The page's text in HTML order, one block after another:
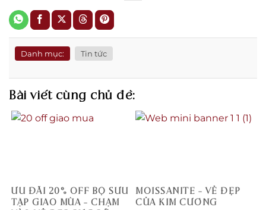
Danh mục: Tin tức
Bài viết cùng chủ đề:
ƯU ĐÃI 20% OFF BỘ SƯU
TẬP GIAO MÙA – CHẠM
MOISSANITE – VẺ ĐẸP
CỦA KIM CƯƠNG